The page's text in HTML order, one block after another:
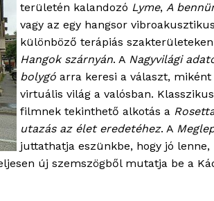
bSZ fiók
Előfizetés
Kapcsolat
Adatkezelési
területén kalandozó Lyme, A
vagy az egy hangsor
különböző terápiás
Hangok szárnyán. A Nagyvilági
bolygó arra keresi a választ,
virtuális világ a valósban.
filmnek tekinthető alkotás a
utazás az élet eredetéhez. A
juttathatja eszünkbe, hogy jó
új szemszögből mutatja be a